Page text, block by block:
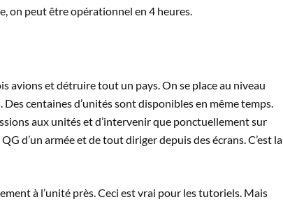
on peut être opérationnel en 4 heures.
avions et détruire tout un pays. On se place au niveau
centaines d’unités sont disponibles en même temps.
aux unités et d’intervenir que ponctuellement sur
d’un armée et de tout diriger depuis des écrans. C’est la
à l’unité près. Ceci est vrai pour les tutoriels. Mais